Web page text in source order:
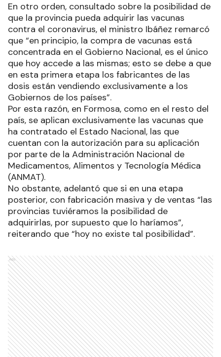
En otro orden, consultado sobre la posibilidad de
que la provincia pueda adquirir las vacunas
contra el coronavirus, el ministro Ibáñez remarcó
que “en principio, la compra de vacunas está
concentrada en el Gobierno Nacional, es el único
que hoy accede a las mismas; esto se debe a que
en esta primera etapa los fabricantes de las
dosis están vendiendo exclusivamente a los
Gobiernos de los países”.
Por esta razón, en Formosa, como en el resto del
país, se aplican exclusivamente las vacunas que
ha contratado el Estado Nacional, las que
cuentan con la autorización para su aplicación
por parte de la Administración Nacional de
Medicamentos, Alimentos y Tecnología Médica
(ANMAT).
No obstante, adelantó que si en una etapa
posterior, con fabricación masiva y de ventas “las
provincias tuviéramos la posibilidad de
adquirirlas, por supuesto que lo haríamos”,
reiterando que “hoy no existe tal posibilidad”.
Ads